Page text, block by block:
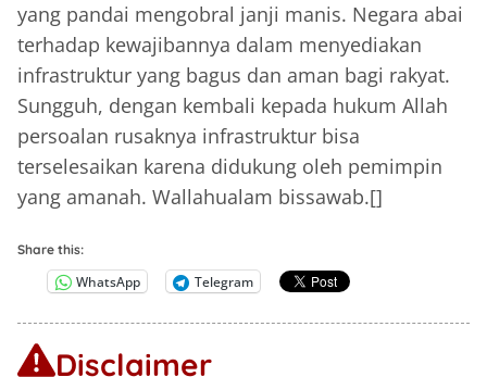
yang pandai mengobral janji manis. Negara abai
terhadap kewajibannya dalam menyediakan
infrastruktur yang bagus dan aman bagi rakyat.
Sungguh, dengan kembali kepada hukum Allah
persoalan rusaknya infrastruktur bisa
terselesaikan karena didukung oleh pemimpin
yang amanah. Wallahualam bissawab.[]
Share this:
WhatsApp Telegram
Disclaimer